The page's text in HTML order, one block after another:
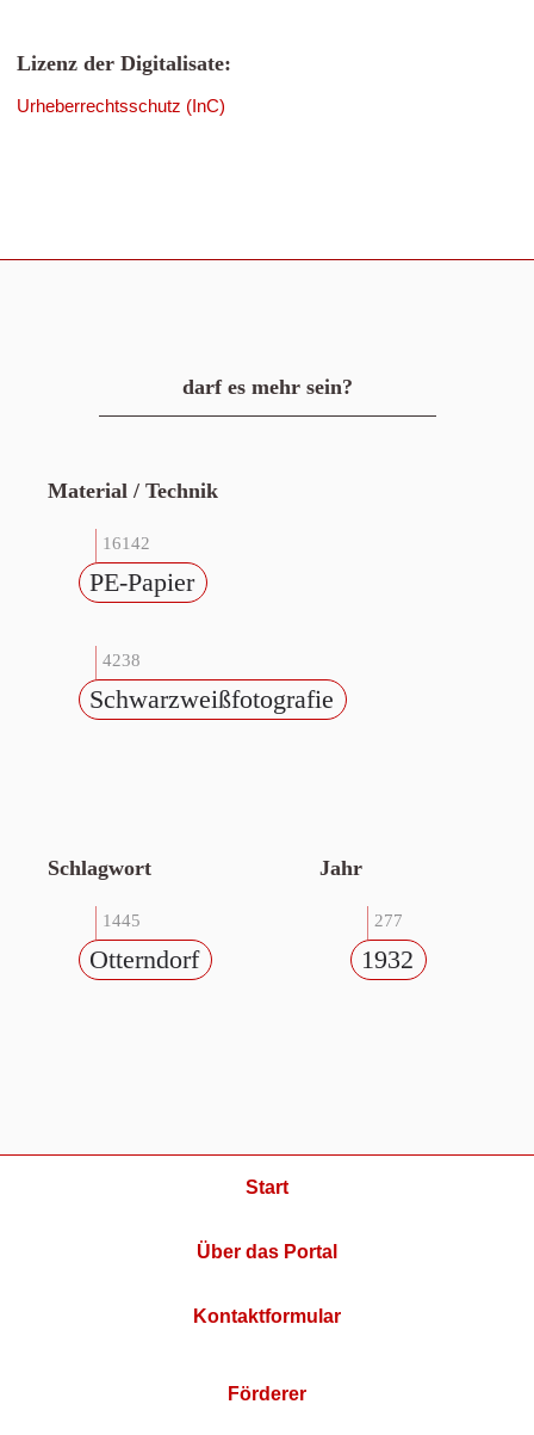
Lizenz der Digitalisate:
Urheberrechtsschutz (InC)
darf es mehr sein?
Material / Technik
16142
PE-Papier
4238
Schwarzweißfotografie
Schlagwort
1445
Otterndorf
Jahr
277
1932
Start
Über das Portal
Kontaktformular
Förderer